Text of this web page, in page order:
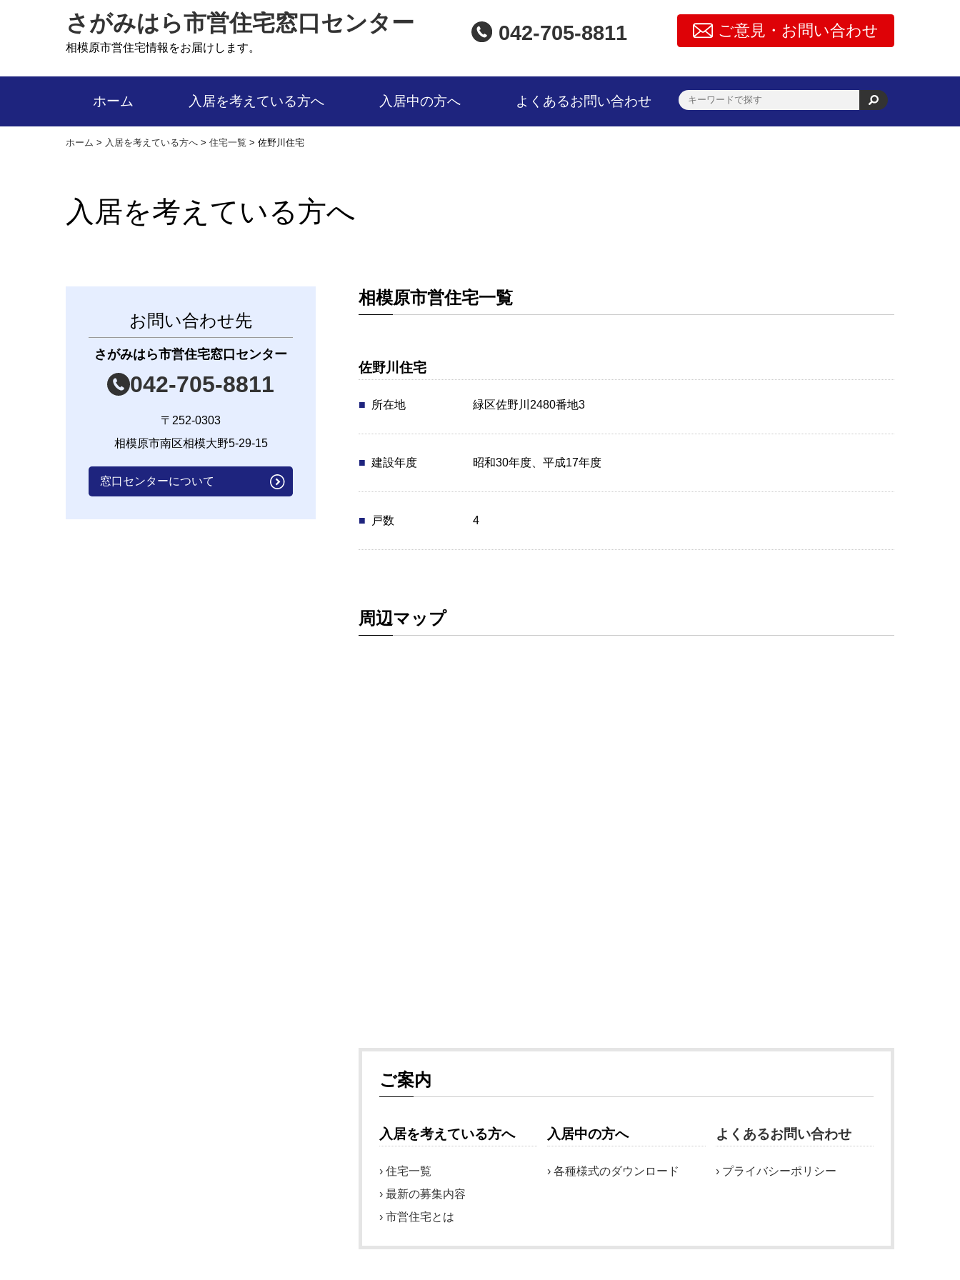
さがみはら市営住宅窓口センター
相模原市営住宅情報をお届けします。
042-705-8811 ご意見・お問い合わせ
ホーム 入居を考えている方へ 入居中の方へ よくあるお問い合わせ
ホーム > 入居を考えている方へ > 住宅一覧 > 佐野川住宅
入居を考えている方へ
相模原市営住宅一覧
佐野川住宅
所在地 緑区佐野川2480番地3
建設年度 昭和30年度、平成17年度
戸数 4
周辺マップ
ご案内
入居を考えている方へ
住宅一覧
最新の募集内容
市営住宅とは
入居中の方へ
各種様式のダウンロード
よくあるお問い合わせ
プライバシーポリシー
お問い合わせ先
さがみはら市営住宅窓口センター
042-705-8811
〒252-0303
相模原市南区相模大野5-29-15
窓口センターについて